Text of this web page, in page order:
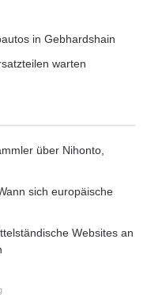
nur
definierten
festgelegte
Steuereinheit
beispielsweise
Fahrzeugs
12, Stand C79)
in Gebhardshain
warten
über Nihonto,
sich europäische
Websites an